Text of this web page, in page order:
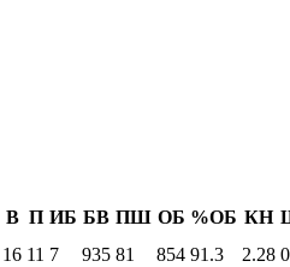
В П ИБ БВ ПШ ОБ %ОБ КН
16 11 7 935 81 854 91.3 2.28 0